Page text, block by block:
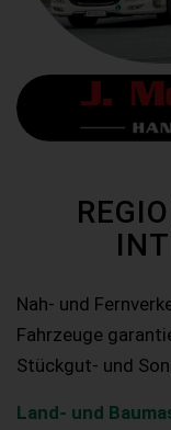
Nah- und
Fahrzeuge
Stückgut- und
Land- und